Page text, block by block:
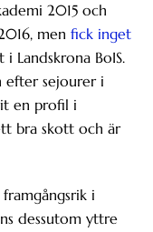
2015 och
menfick inget
Landskrona BoIS.
efter sejourer i
en profil i
bra skott och är
i
dessutom yttre